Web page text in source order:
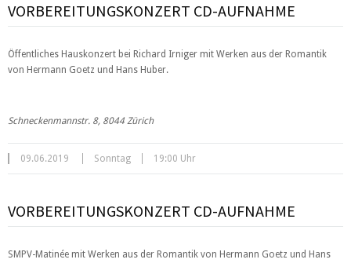
VORBEREITUNGSKONZERT CD-AUFNAHME
Öffentliches Hauskonzert bei Richard Irniger mit Werken aus der Romantik
von Hermann Goetz und Hans Huber.
Schneckenmannstr. 8, 8044 Zürich
09.06.2019 Sonntag 19:00 Uhr
VORBEREITUNGSKONZERT CD-AUFNAHME
SMPV-Matinée mit Werken aus der Romantik von Hermann Goetz und Hans